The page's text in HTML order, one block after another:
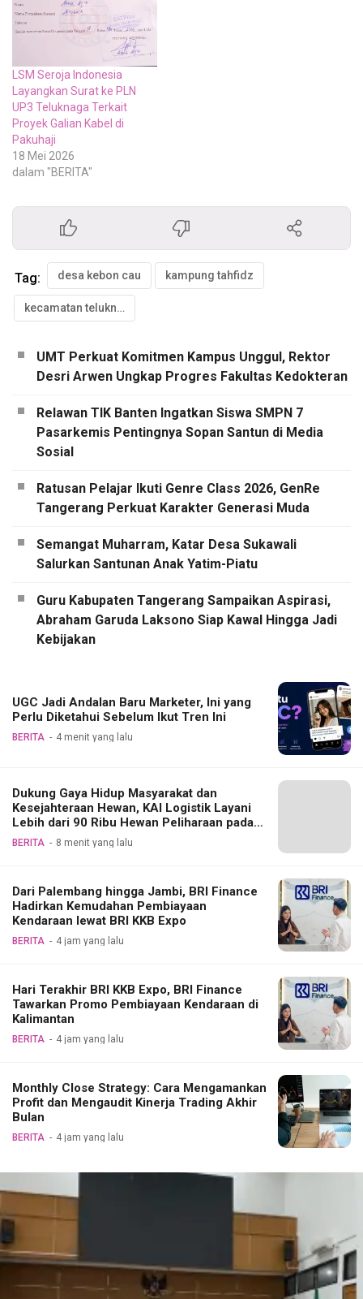
LSM Seroja Indonesia
Layangkan Surat ke PLN
UP3 Teluknaga Terkait
Proyek Galian Kabel di
Pakuhaji
18 Mei 2026
dalam "BERITA"
Tag: desa kebon cau kampung tahfidz
kecamatan teluknaga
UMT Perkuat Komitmen Kampus Unggul, Rektor
Desri Arwen Ungkap Progres Fakultas Kedokteran
Relawan TIK Banten Ingatkan Siswa SMPN 7
Pasarkemis Pentingnya Sopan Santun di Media
Sosial
Ratusan Pelajar Ikuti Genre Class 2026, GenRe
Tangerang Perkuat Karakter Generasi Muda
Semangat Muharram, Katar Desa Sukawali
Salurkan Santunan Anak Yatim-Piatu
Guru Kabupaten Tangerang Sampaikan Aspirasi,
Abraham Garuda Laksono Siap Kawal Hingga Jadi
Kebijakan
UGC Jadi Andalan Baru Marketer, Ini yang
Perlu Diketahui Sebelum Ikut Tren Ini
BERITA 4 menit yang lalu
Dukung Gaya Hidup Masyarakat dan
Kesejahteraan Hewan, KAI Logistik Layani
Lebih dari 90 Ribu Hewan Peliharaan pada
Semester I 2026
BERITA 8 menit yang lalu
Dari Palembang hingga Jambi, BRI Finance
Hadirkan Kemudahan Pembiayaan
Kendaraan lewat BRI KKB Expo
BERITA 4 jam yang lalu
Hari Terakhir BRI KKB Expo, BRI Finance
Tawarkan Promo Pembiayaan Kendaraan di
Kalimantan
BERITA 4 jam yang lalu
Monthly Close Strategy: Cara Mengamankan
Profit dan Mengaudit Kinerja Trading Akhir
Bulan
BERITA 4 jam yang lalu